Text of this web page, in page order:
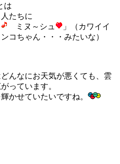
は
たちに
ミヌ～シュ
」（カワイイ
コちゃん・・・みたいな）
んなにお天気が悪くても、雲
っています。
かせていたいですね。